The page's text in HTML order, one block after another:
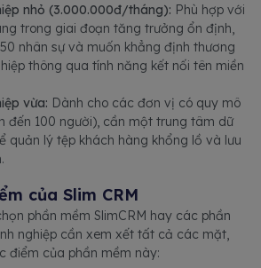
nhỏ (3.000.000đ/tháng): Phù hợp với
trong giai đoạn tăng trưởng ổn định,
nhân sự và muốn khẳng định thương
thông qua tính năng kết nối tên miền
vừa: Dành cho các đơn vị có quy mô
đến 100 người), cần một trung tâm dữ
quản lý tệp khách hàng khổng lồ và lưu
của Slim CRM
phần mềm SlimCRM hay các phần
nghiệp cần xem xết tất cả các mặt,
điểm của phần mềm này: